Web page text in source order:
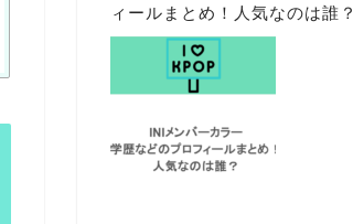
ィールまとめ！人気なのは誰？